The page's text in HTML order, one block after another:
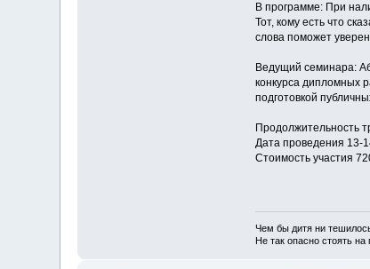
В программе: При
Тот, кому есть что
слова поможет
Ведущий семинара:
конкурса дипломных
подготовкой
Продолжительность
Дата проведения 13-
Стоимость участия
Чем бы дитя ни
Не так опасно стоять на